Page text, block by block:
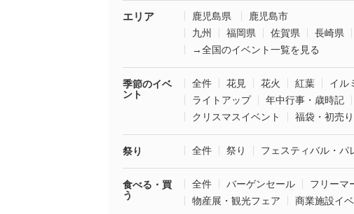
エリア 鹿児島県
鹿児島市
九州
福岡県 佐賀県 長崎県
→全国のイベント一覧を見る
季節のイベ
ント
全件 花見 花火 紅葉 イル
ライトアップ
年中行事・歳時記
クリスマスイベント
福袋・初売り
祭り 全件 祭り フェスティバル・パ
食べる・買
う
全件 バーゲンセール フリーマ
物産展・観光フェア
商業施設イ